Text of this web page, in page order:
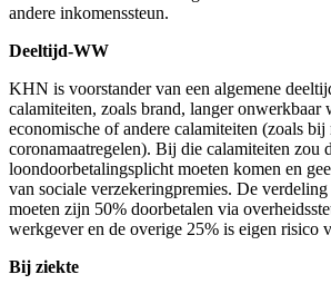
andere inkomenssteun.
Deeltijd-WW
KHN is voorstander van een algemene
calamiteiten, zoals brand, langer onwerkbaar
economische of andere calamiteiten (zoals bij
coronamaatregelen). Bij die calamiteiten zou
loondoorbetalingsplicht moeten komen en
van sociale verzekeringpremies. De
moeten zijn 50% doorbetalen via
werkgever en de overige 25% is eigen risico
Bij ziekte